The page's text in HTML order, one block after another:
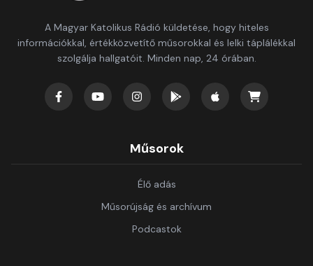
A Magyar Katolikus Rádió küldetése, hogy hiteles
információkkal, értékközvetítő műsorokkal és lelki táplálékkal
szolgálja hallgatóit. Minden nap, 24 órában.
Műsorok
Élő adás
Műsorújság és archívum
Podcastok